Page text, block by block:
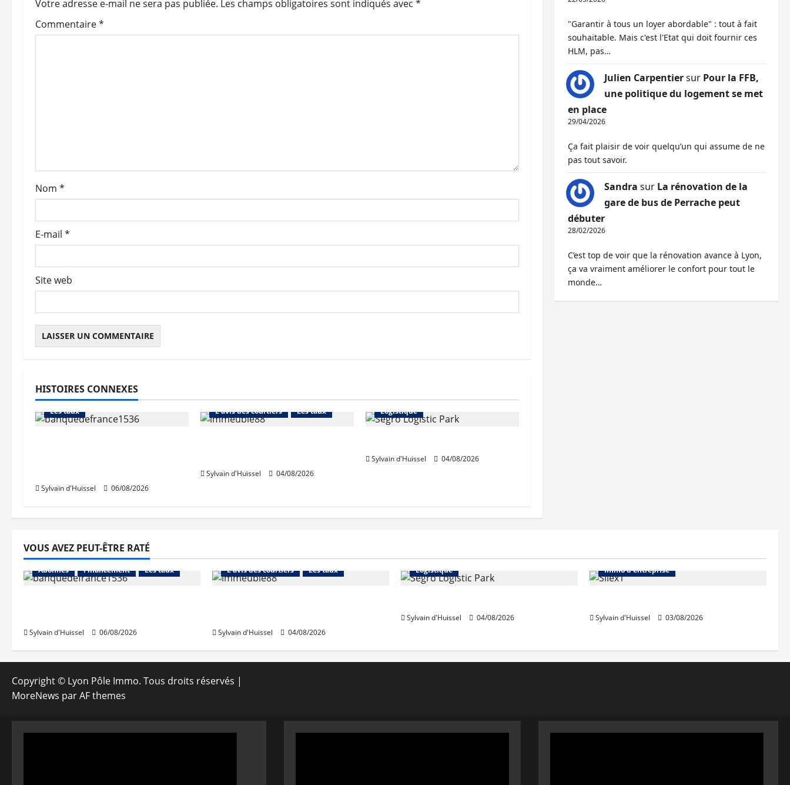
t
a
r
t
i
c
l
e
Votre adresse e-mail ne sera pas publiée. Les champs obligatoires sont indiqués avec *
Commentaire*
Nom *
E-mail *
Site web
HISTOIRES CONNEXES
Abonnés
Financement
Les taux
Sylvain d'Huissel 06/08/2026
L'avis des courtiers
Les taux
Sylvain d'Huissel 04/08/2026
Logistique
Sylvain d'Huissel 04/08/2026
"Garantir à tous un loyer abordable" : tout à fait
souhaitable. Mais c'est l'Etat qui doit fournir ces
HLM, pas…
Julien Carpentiersur Pour la FFB,
une politique du logement se met
en place
29/04/2026
Ça fait plaisir de voir quelqu’un qui assume de ne
pas tout savoir.
Sandra sur La rénovation de la
gare de bus de Perrache peut
débuter
28/02/2026
C’est top de voir que la rénovation avance à Lyon,
ça va vraiment améliorer le confort pour tout le
monde…
VOUS AVEZ PEUT-ÊTRE RATÉ
Abonnés Financement Les taux
Sylvain d'Huissel 06/08/2026
L'avis des courtiers
Les taux
Sylvain d'Huissel 04/08/2026
Logistique
Sylvain d'Huissel 04/08/2026
Immo d'entreprise
Sylvain d'Huissel 03/08/2026
Copyright © Lyon Pôle Immo. Tous droits réservés |
MoreNews par AF themes